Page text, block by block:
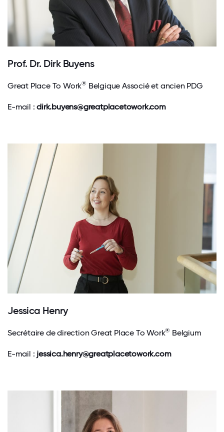
Prof. Dr. Dirk Buyens
Great Place To Work® Belgique Associé et ancien PDG
E-mail :dirk.buyens@greatplacetowork.com
Jessica Henry
Secrétaire de direction Great Place To Work® Belgium
E-mail : jessica.henry@greatplacetowork.com